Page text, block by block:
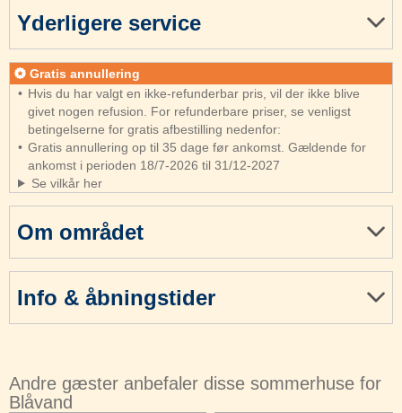
Om området
Info & åbningstider
Yderligere service
Gratis annullering
Hvis du har valgt en ikke-refunderbar pris, vil der ikke blive
givet nogen refusion. For refunderbare priser, se venligst
betingelserne for gratis afbestilling nedenfor:
Gratis annullering op til 35 dage før ankomst. Gældende for
ankomst i perioden 18/7-2026 til 31/12-2027
Se vilkår her
Andre gæster anbefaler disse sommerhuse for
Blåvand